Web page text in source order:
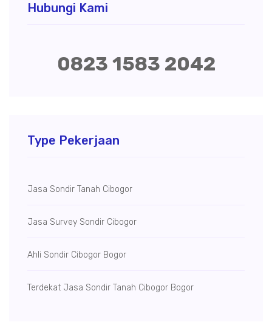
Hubungi Kami
0823 1583 2042
Type Pekerjaan
Jasa Sondir Tanah Cibogor
Jasa Survey Sondir Cibogor
Ahli Sondir Cibogor Bogor
Terdekat Jasa Sondir Tanah Cibogor Bogor